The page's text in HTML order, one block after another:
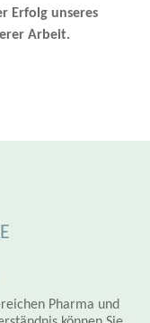
Erfolg unseres
Arbeit.
Pharma und